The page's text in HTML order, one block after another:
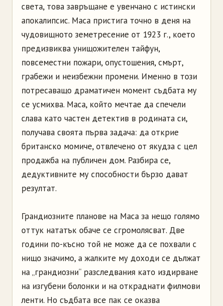
света, това завръщане е увенчано с истински
апокалипсис. Маса пристига точно в деня на
чудовищното земетресение от 1923 г., което
предизвиква унищожителен тайфун,
повсеместни пожари, опустошения, смърт,
грабежи и неизбежни промени. Именно в този
потресаващо драматичен момент съдбата му
се усмихва. Маса, който мечтае да спечели
слава като частен детектив в родината си,
получава своята първа задача: да открие
британско момиче, отвлечено от якудза с цел
продажба на публичен дом. Разбира се,
дедуктивните му способности бързо дават
резултат.
Грандиозните планове на Маса за нещо голямо
оттук нататък обаче се сгромолясват. Две
години по-късно той не може да се похвали с
нищо значимо, а жалките му доходи се дължат
на „грандиозни“ разследвания като издирване
на изгубени болонки и на откраднати филмови
ленти. Но съдбата все пак се оказва